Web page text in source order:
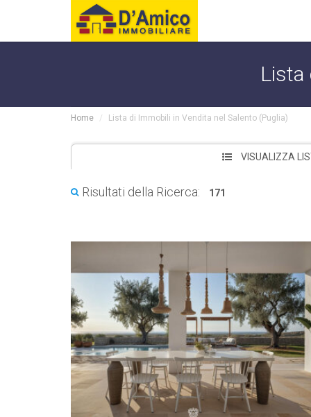
Lista
Home Lista di Immobili in Vendita nel Salento (Puglia)
VISUALIZZA
Risultati della Ricerca: 171